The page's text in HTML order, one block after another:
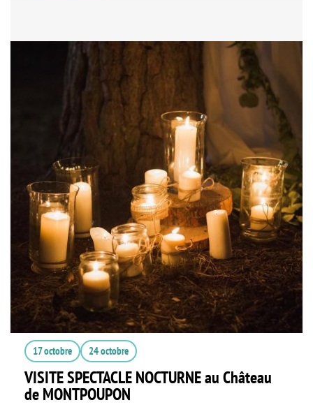
17 octobre 24 octobre
VISITE SPECTACLE NOCTURNE au Château
de MONTPOUPON